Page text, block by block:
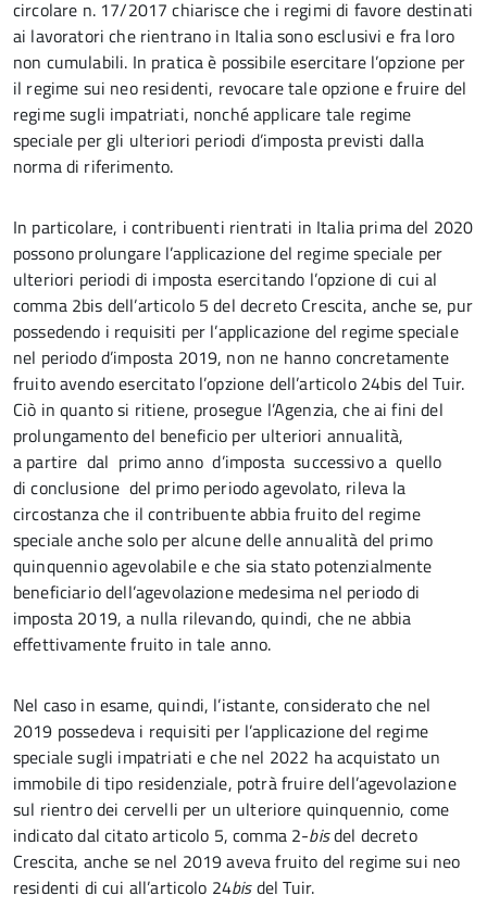
circolare n. 17/2017 chiarisce che i regimi di favore destinati
ai lavoratori che rientrano in Italia sono esclusivi e fra loro
non cumulabili. In pratica è possibile esercitare l’opzione per
il regime sui neo residenti, revocare tale opzione e fruire del
regime sugli impatriati, nonché applicare tale regime
speciale per gli ulteriori periodi d’imposta previsti dalla
norma di riferimento.
In particolare, i contribuenti rientrati in Italia prima del 2020
possono prolungare l’applicazione del regime speciale per
ulteriori periodi di imposta esercitando l’opzione di cui al
comma 2­bis dell’articolo 5 del decreto Crescita, anche se, pur
possedendo i requisiti per l’applicazione del regime speciale
nel periodo d’imposta 2019, non ne hanno concretamente
fruito avendo esercitato l’opzione dell’articolo 24­bis del Tuir.
Ciò in quanto si ritiene, prosegue l’Agenzia, che ai fini del
prolungamento del beneficio per ulteriori annualità,
a partire dal primo anno d’imposta successivo a quello
di conclusione del primo periodo agevolato, rileva la
circostanza che il contribuente abbia fruito del regime
speciale anche solo per alcune delle annualità del primo
quinquennio agevolabile e che sia stato potenzialmente
beneficiario dell’agevolazione medesima nel periodo di
imposta 2019, a nulla rilevando, quindi, che ne abbia
effettivamente fruito in tale anno.
Nel caso in esame, quindi, l’istante, considerato che nel
2019 possedeva i requisiti per l’applicazione del regime
speciale sugli impatriati e che nel 2022 ha acquistato un
immobile di tipo residenziale, potrà fruire dell’agevolazione
sul rientro dei cervelli per un ulteriore quinquennio, come
indicato dal citato articolo 5, comma 2-bisdel decreto
Crescita, anche se nel 2019 aveva fruito del regime sui neo
residenti di cui all’articolo 24­bisdel Tuir.